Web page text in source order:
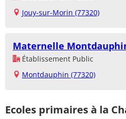
Jouy-sur-Morin (77320)
Maternelle
Établissement Public
Montdauphin (77320)
Ecoles primaires à la